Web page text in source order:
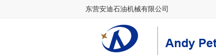
东营安迪石油机械有限公司